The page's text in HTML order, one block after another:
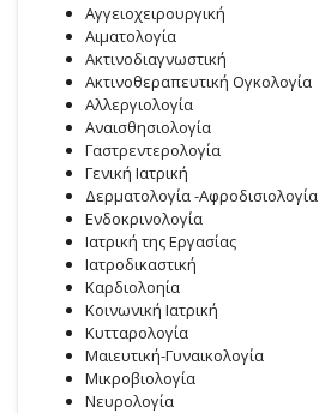
Αγγειοχειρουργική
Αιματολογία
Ακτινοδιαγνωστική
Ακτινοθεραπευτική Ογκολογία
Αλλεργιολογία
Αναισθησιολογία
Γαστρεντερολογία
Γενική Ιατρική
Δερματολογία -Αφροδισιολογία
Ενδοκρινολογία
Ιατρική της Εργασίας
Ιατροδικαστική
Καρδιολοηία
Κοινωνική Ιατρική
Κυτταρολογία
Μαιευτική-Γυναικολογία
Μικροβιολογία
Νευρολογία